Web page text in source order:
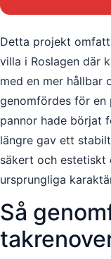
Detta projekt
villa i Roslagen där
med en mer hållbar
genomfördes för en
pannor hade börjat
längre gav ett
säkert och estetiskt
ursprungliga
Så